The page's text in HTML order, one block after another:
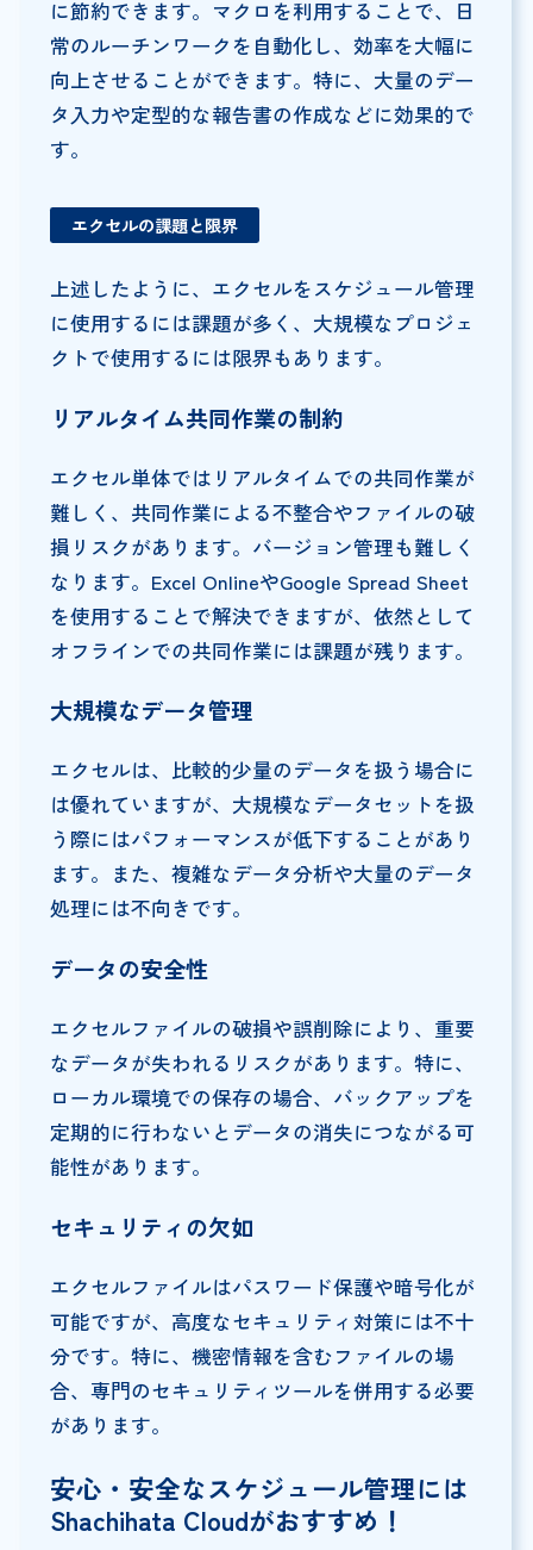
に節約できます。マクロを利用することで、日
常のルーチンワークを自動化し、効率を大幅に
向上させることができます。特に、大量のデー
タ入力や定型的な報告書の作成などに効果的で
す。
エクセルの課題と限界
上述したように、エクセルをスケジュール管理
に使用するには課題が多く、大規模なプロジェ
クトで使用するには限界もあります。
リアルタイム共同作業の制約
エクセル単体ではリアルタイムでの共同作業が
難しく、共同作業による不整合やファイルの破
損リスクがあります。バージョン管理も難しく
なります。Excel OnlineやGoogle Spread Sheet
を使用することで解決できますが、依然として
オフラインでの共同作業には課題が残ります。
大規模なデータ管理
エクセルは、比較的少量のデータを扱う場合に
は優れていますが、大規模なデータセットを扱
う際にはパフォーマンスが低下することがあり
ます。また、複雑なデータ分析や大量のデータ
処理には不向きです。
データの安全性
エクセルファイルの破損や誤削除により、重要
なデータが失われるリスクがあります。特に、
ローカル環境での保存の場合、バックアップを
定期的に行わないとデータの消失につながる可
能性があります。
セキュリティの欠如
エクセルファイルはパスワード保護や暗号化が
可能ですが、高度なセキュリティ対策には不十
分です。特に、機密情報を含むファイルの場
合、専門のセキュリティツールを併用する必要
があります。
安心・安全なスケジュール管理には
Shachihata Cloudがおすすめ！